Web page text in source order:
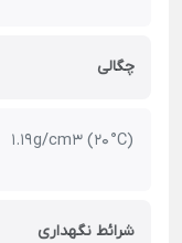
چگالی
1.19 g/cm3 (20 °C)
شرائط نگهداری